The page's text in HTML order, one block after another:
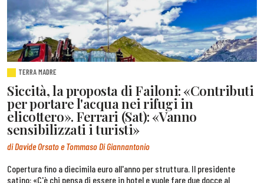
TERRA MADRE
Siccità, la proposta di Failoni: «Contributi
per portare l'acqua nei rifugi in
elicottero». Ferrari (Sat): «Vanno
sensibilizzati i turisti»
di Davide Orsato e Tommaso Di Giannantonio
Copertura fino a diecimila euro all'anno per struttura. Il presidente
satino: «C'è chi pensa di essere in hotel e vuole fare due docce al